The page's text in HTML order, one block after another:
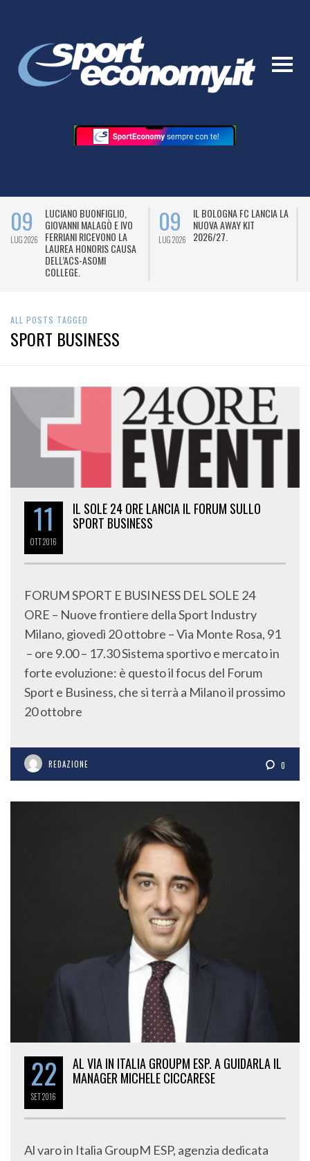
09
LUG 2026
LUCIANO BUONFIGLIO,
GIOVANNI MALAGÒ E IVO
FERRIANI RICEVONO LA
LAUREA HONORIS CAUSA
DELL’ACS-ASOMI
COLLEGE.
09
LUG 2026
IL BOLOGNA FC LANCIA LA
NUOVA AWAY KIT
2026/27.
ALL POSTS TAGGED
SPORT BUSINESS
11
OTT2016
IL SOLE 24 ORE LANCIA IL FORUM SULLO
SPORT BUSINESS
FORUM SPORT E BUSINESS DEL SOLE 24
ORE – Nuove frontiere della Sport Industry
Milano, giovedì 20 ottobre – Via Monte Rosa, 91
– ore 9.00 – 17.30 Sistema sportivo e mercato in
forte evoluzione: è questo il focus del Forum
Sport e Business, che si terrà a Milano il prossimo
20 ottobre
REDAZIONE 0
22
SET2016
AL VIA IN ITALIA GROUPM ESP. A GUIDARLA IL
MANAGER MICHELE CICCARESE
Al varo in Italia GroupM ESP, agenzia dedicata